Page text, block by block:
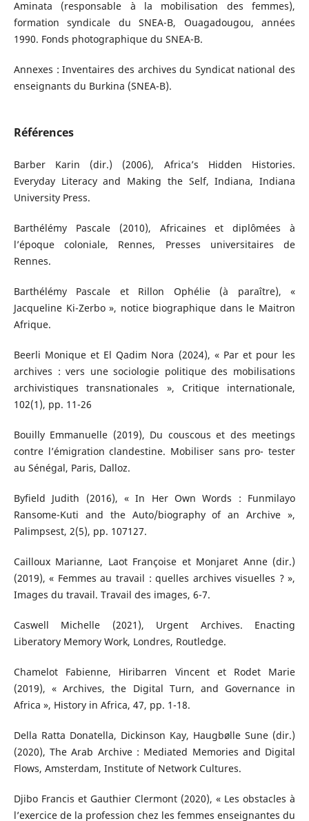
Aminata (responsable à la mobilisation des femmes),
formation syndicale du SNEA-B, Ouagadougou, années
1990. Fonds photographique du SNEA-B.
Annexes : Inventaires des archives du Syndicat national des
enseignants du Burkina (SNEA-B).
Références
Barber Karin (dir.) (2006), Africa’s Hidden Histories.
Everyday Literacy and Making the Self, Indiana, Indiana
University Press.
Barthélémy Pascale (2010), Africaines et diplômées à
l’époque coloniale, Rennes, Presses universitaires de
Rennes.
Barthélémy Pascale et Rillon Ophélie (à paraître), «
Jacqueline Ki-Zerbo », notice biographique dans le Maitron
Afrique.
Beerli Monique et El Qadim Nora (2024), « Par et pour les
archives : vers une sociologie politique des mobilisations
archivistiques transnationales », Critique internationale,
102(1), pp. 11-26
Bouilly Emmanuelle (2019), Du couscous et des meetings
contre l’émigration clandestine. Mobiliser sans pro- tester
au Sénégal, Paris, Dalloz.
Byfield Judith (2016), « In Her Own Words : Funmilayo
Ransome-Kuti and the Auto/biography of an Archive »,
Palimpsest, 2(5), pp. 107127.
Cailloux Marianne, Laot Françoise et Monjaret Anne (dir.)
(2019), « Femmes au travail : quelles archives visuelles ? »,
Images du travail. Travail des images, 6-7.
Caswell Michelle (2021), Urgent Archives. Enacting
Liberatory Memory Work, Londres, Routledge.
Chamelot Fabienne, Hiribarren Vincent et Rodet Marie
(2019), « Archives, the Digital Turn, and Governance in
Africa », History in Africa, 47, pp. 1-18.
Della Ratta Donatella, Dickinson Kay, Haugbølle Sune (dir.)
(2020), The Arab Archive : Mediated Memories and Digital
Flows, Amsterdam, Institute of Network Cultures.
Djibo Francis et Gauthier Clermont (2020), « Les obstacles à
l’exercice de la profession chez les femmes enseignantes du